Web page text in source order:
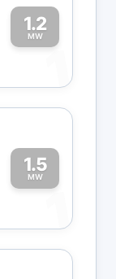
1.2
MW
1
1.5
MW
1